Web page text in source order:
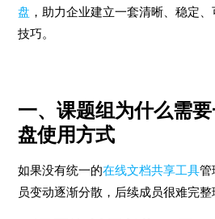
盘 ，助力企业建立一套清晰、稳定
技巧。
一、课题组为什么需
盘使用方式
如果没有统一的在线文档共享工具管
员变动逐渐分散，后续成员很难完整